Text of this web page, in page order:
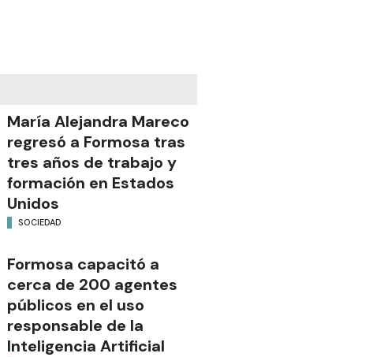
María Alejandra Mareco
regresó a Formosa tras
tres años de trabajo y
formación en Estados
Unidos
SOCIEDAD
Formosa capacitó a
cerca de 200 agentes
públicos en el uso
responsable de la
Inteligencia Artificial